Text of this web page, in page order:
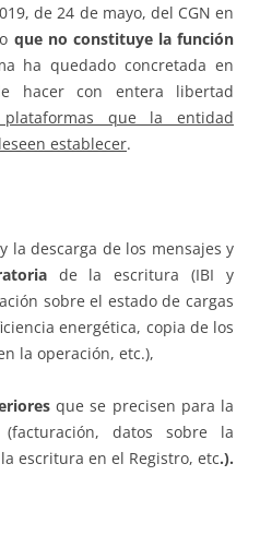
de 24 de mayo, del CGN en
que no constituye la función
ha quedado concretada en
hacer con entera libertad
que la entidad
establecer.
la descarga de los mensajes y
de la escritura (IBI y
sobre el estado de cargas
energética, copia de los
la operación, etc.),
que se precisen para la
datos sobre la
escritura en el Registro, etc.).